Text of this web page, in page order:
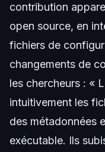
contribution
open source, en
fichiers de
changements de
les chercheurs : «
intuitivement les
des métadonnées
exécutable. Ils